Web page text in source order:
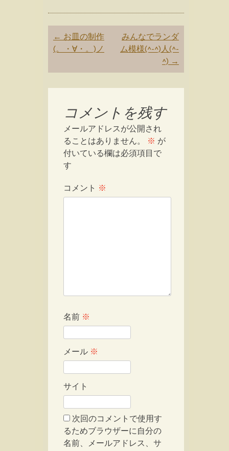
Post
navigation
← お皿の制作
(。・∀・。)ノ
みんなでランダ
ム模様(^-^)人(^-
^) →
コメントを残す
メールアドレスが公開され
ることはありません。
※ が
付いている欄は必須項目で
す
コメント ※
名前 ※
メール ※
サイト
次回のコメントで使用す
るためブラウザーに自分の
名前、メールアドレス、サ